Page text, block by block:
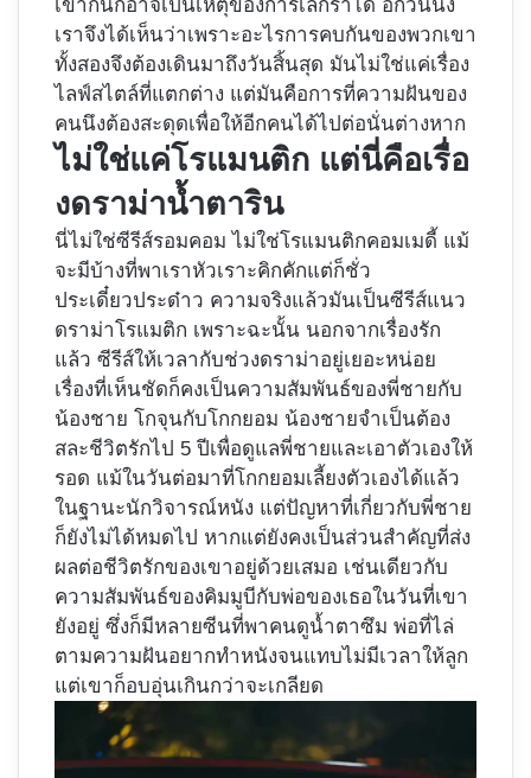
เข้ากันก็อาจเป็นเหตุของการเลิกราได้ อีกวันนึง
เราจึงได้เห็นว่าเพราะอะไรการคบกันของพวกเขา
ทั้งสองจึงต้องเดินมาถึงวันสิ้นสุด มันไม่ใช่แค่เรื่อง
ไลฟ์สไตล์ที่แตกต่าง แต่มันคือการที่ความฝันของ
คนนึงต้องสะดุดเพื่อให้อีกคนได้ไปต่อนั่นต่างหาก
ไม่ใช่แค่โรแมนติก แต่นี่คือเรื่อ
งดราม่าน้ำตาริน
นี่ไม่ใช่ซีรีส์รอมคอม ไม่ใช่โรแมนติกคอมเมดี้ แม้
จะมีบ้างที่พาเราหัวเราะคิกคักแต่ก็ชั่ว
ประเดี๋ยวประด๋าว ความจริงแล้วมันเป็นซีรีส์แนว
ดราม่าโรแมติก เพราะฉะนั้น นอกจากเรื่องรัก
แล้ว ซีรีส์ให้เวลากับช่วงดราม่าอยู่เยอะหน่อย
เรื่องที่เห็นชัดก็คงเป็นความสัมพันธ์ของพี่ชายกับ
น้องชาย โกจุนกับโกกยอม น้องชายจำเป็นต้อง
สละชีวิตรักไป 5 ปีเพื่อดูแลพี่ชายและเอาตัวเองให้
รอด แม้ในวันต่อมาที่โกกยอมเลี้ยงตัวเองได้แล้ว
ในฐานะนักวิจารณ์หนัง แต่ปัญหาที่เกี่ยวกับพี่ชาย
ก็ยังไม่ได้หมดไป หากแต่ยังคงเป็นส่วนสำคัญที่ส่ง
ผลต่อชีวิตรักของเขาอยู่ด้วยเสมอ เช่นเดียวกับ
ความสัมพันธ์ของคิมมูบีกับพ่อของเธอในวันที่เขา
ยังอยู่ ซึ่งก็มีหลายซีนที่พาคนดูน้ำตาซึม พ่อที่ไล่
ตามความฝันอยากทำหนังจนแทบไม่มีเวลาให้ลูก
แต่เขาก็อบอุ่นเกินกว่าจะเกลียด